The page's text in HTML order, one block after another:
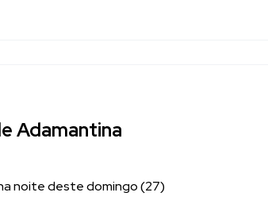
Adamantina
noite deste domingo (27)